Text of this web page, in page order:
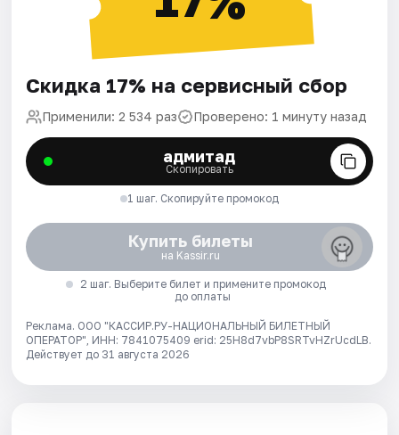
Скидка 17% на сервисный сбор
Применили: 2 534 раз Проверено: 1 минуту назад
адмитад
Скопировать
1 шаг. Скопируйте промокод
Купить билеты
на Kassir.ru
2 шаг. Выберите билет и примените промокод
до оплаты
Реклама. ООО "КАССИР.РУ-НАЦИОНАЛЬНЫЙ БИЛЕТНЫЙ
ОПЕРАТОР", ИНН: 7841075409 erid: 25H8d7vbP8SRTvHZrUcdLB.
Действует до 31 августа 2026